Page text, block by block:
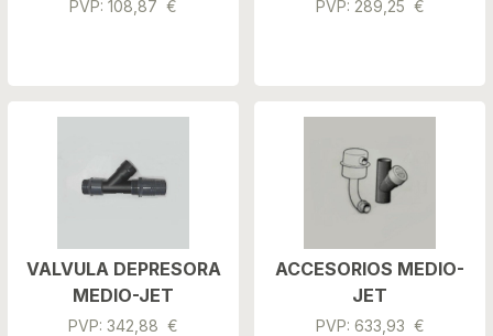
PVP: 108,87 € PVP: 289,25 €
VALVULA DEPRESORA
MEDIO-JET
PVP: 342,88 €
ACCESORIOS MEDIO-
JET
PVP: 633,93 €